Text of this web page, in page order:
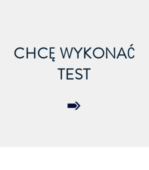
CHCĘ WYKONAĆ
TEST